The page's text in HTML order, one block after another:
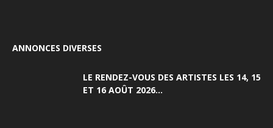
ANNONCES DIVERSES
LE RENDEZ-VOUS DES ARTISTES LES 14, 15
ET 16 AOÛT 2026...